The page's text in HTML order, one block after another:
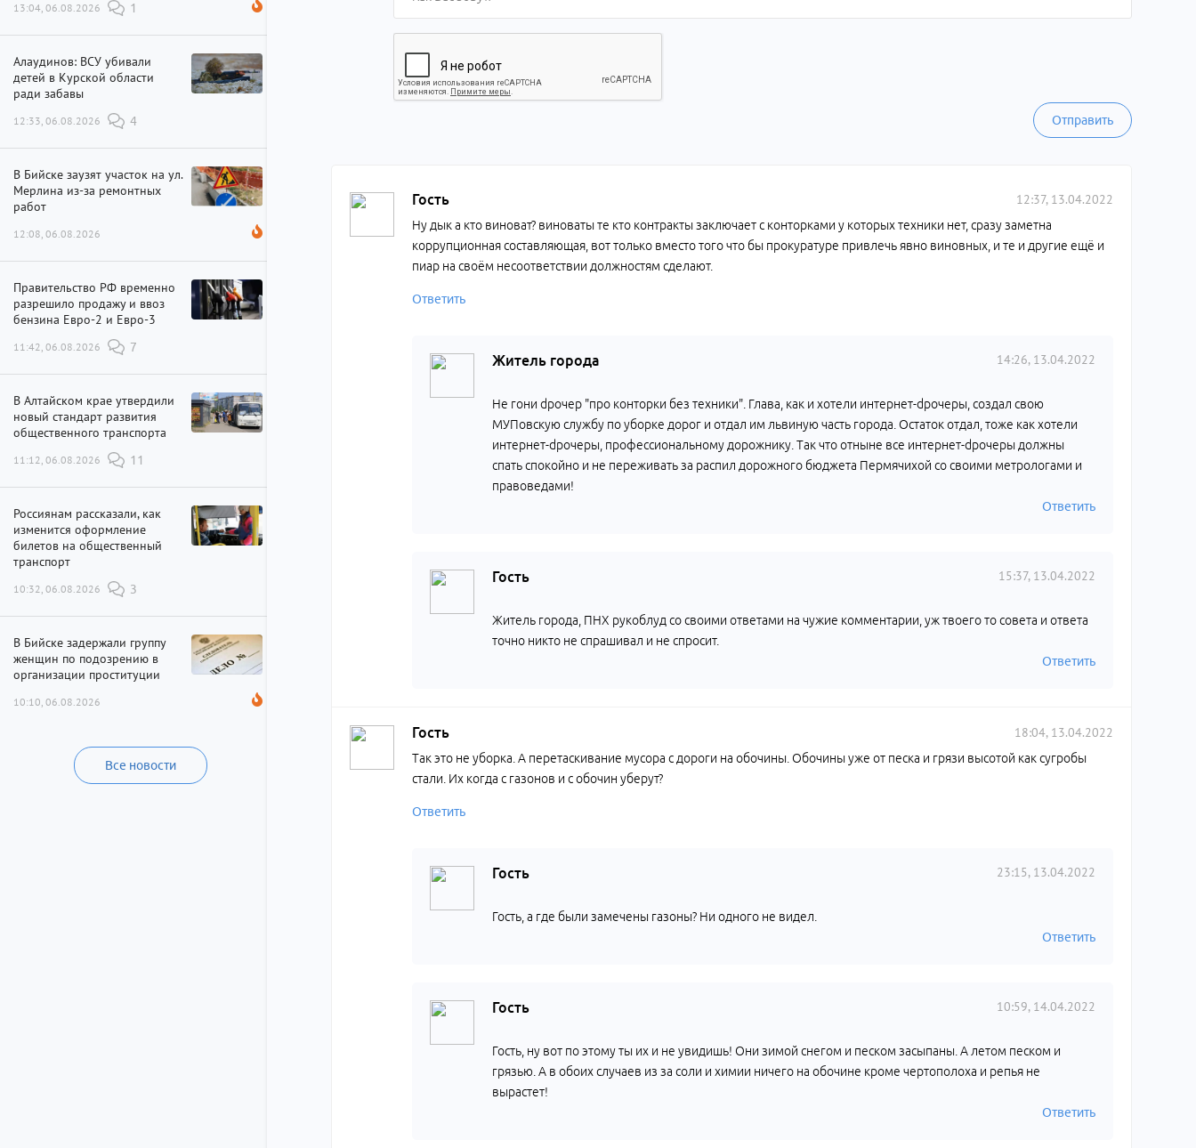
13:04, 06.08.2026 1
Алаудинов: ВСУ убивали
детей в Курской области
ради забавы
12:33, 06.08.2026 4
В Бийске заузят участок на ул.
Мерлина из-за ремонтных
работ
12:08, 06.08.2026
Правительство РФ временно
разрешило продажу и ввоз
бензина Евро-2 и Евро-3
11:42, 06.08.2026 7
В Алтайском крае утвердили
новый стандарт развития
общественного транспорта
11:12, 06.08.2026 11
Россиянам рассказали, как
изменится оформление
билетов на общественный
транспорт
10:32, 06.08.2026 3
В Бийске задержали группу
женщин по подозрению в
организации проституции
10:10, 06.08.2026
Все новости
Отправить
Гость 12:37, 13.04.2022
Ну дык а кто виноват? виноваты те кто контракты заключает с конторками у которых техники нет, сразу заметна
коррупционная составляющая, вот только вместо того что бы прокуратуре привлечь явно виновных, и те и другие ещё и
пиар на своём несоответствии должностям сделают.
Ответить
Житель города 14:26, 13.04.2022
Не гони dрочер "про конторки без техники". Глава, как и хотели интернет-dрочеры, создал свою
МУПовскую службу по уборке дорог и отдал им львиную часть города. Остаток отдал, тоже как хотели
интернет-dрочеры, профессиональному дорожнику. Так что отныне все интернет-dрочеры должны
спать спокойно и не переживать за распил дорожного бюджета Пермячихой со своими метрологами и
правоведами!
Ответить
Гость 15:37, 13.04.2022
Житель города, ПНХ рукоблуд со своими ответами на чужие комментарии, уж твоего то совета и ответа
точно никто не спрашивал и не спросит.
Ответить
Гость 18:04, 13.04.2022
Так это не уборка. А перетаскивание мусора с дороги на обочины. Обочины уже от песка и грязи высотой как сугробы
стали. Их когда с газонов и с обочин уберут?
Ответить
Гость 23:15, 13.04.2022
Гость, а где были замечены газоны? Ни одного не видел.
Ответить
Гость 10:59, 14.04.2022
Гость, ну вот по этому ты их и не увидишь! Они зимой снегом и песком засыпаны. А летом песком и
грязью. А в обоих случаев из за соли и химии ничего на обочине кроме чертополоха и репья не
вырастет!
Ответить